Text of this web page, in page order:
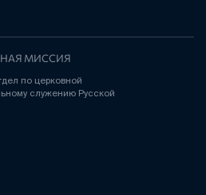
МИССИЯ
по церковной
служению Русской